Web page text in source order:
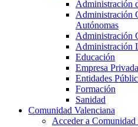
Administración
Administración
Autónomas
Administración
Administración
Educación
Empresa Privada
Entidades
Formación
Sanidad
Comunidad Valenciana
Acceder a Comunidad